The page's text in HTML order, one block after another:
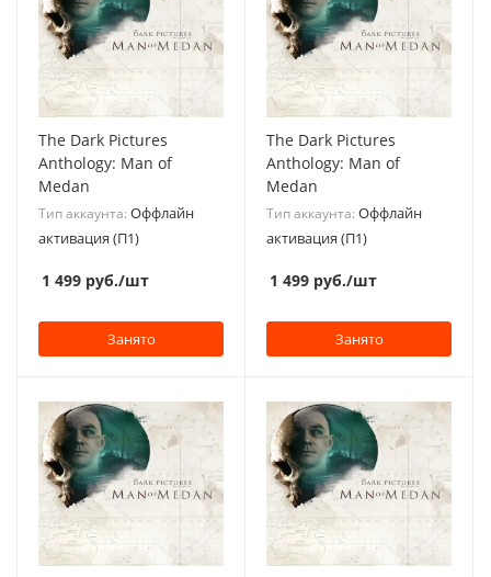
The Dark Pictures
Anthology: Man of
Medan
Тип аккаунта: Оффлайн
активация (П1)
1 499 руб./шт
Занято
The Dark Pictures
Anthology: Man of
Medan
Тип аккаунта: Оффлайн
активация (П1)
1 499 руб./шт
Занято